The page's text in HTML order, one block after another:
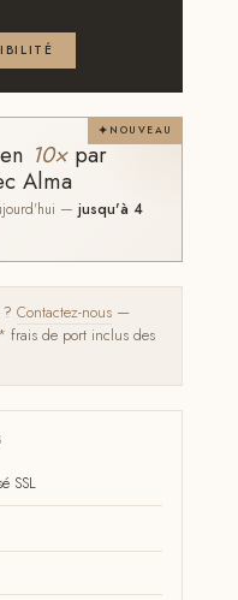
NOUVEAU
10×par
Alma
—jusqu'à 4
?Contactez-nous —
frais de port inclus des
SSL